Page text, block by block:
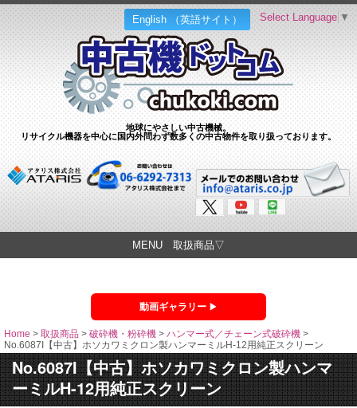
English （英語サイト）
地球にやさしい中古機械。
リサイクル機器を中心に国内外問わず数多くの中古物件を取り扱っております。
Select Language ▼
MENU 取扱商品▽
動画ギャラリー
Home > 取扱商品 > 破砕機・粉砕機 > ハンマー式／チェーン式破砕機 >
No.6087I【中古】ホソカワミクロン製ハンマーミルH-12用純正スクリーン
No.6087I【中古】ホソカワミクロン製ハンマ
ーミルH-12用純正スクリーン